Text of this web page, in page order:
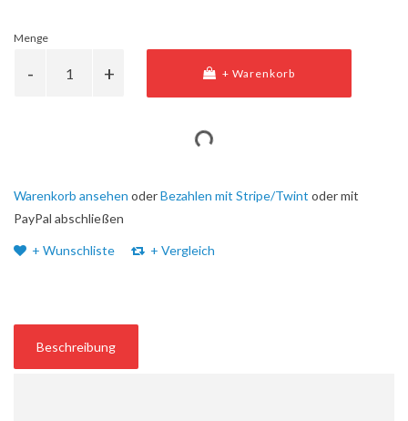
Menge
+ Warenkorb
Warenkorb ansehen oderBezahlen mit Stripe/Twint oder mit
PayPal abschließen
+ Wunschliste + Vergleich
Beschreibung